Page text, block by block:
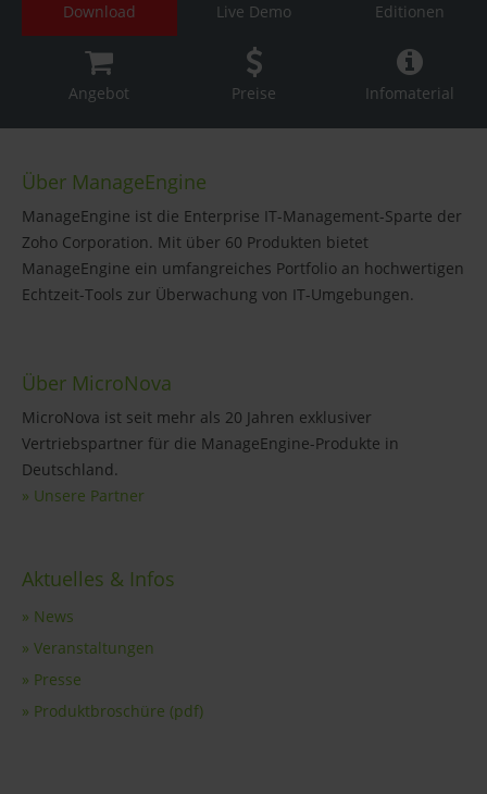
Download Live Demo Editionen
Angebot Preise Infomaterial
Über ManageEngine
ManageEngine ist die Enterprise IT-Management-Sparte der
Zoho Corporation. Mit über 60 Produkten bietet
ManageEngine ein umfangreiches Portfolio an hochwertigen
Echtzeit-Tools zur Überwachung von IT-Umgebungen.
Über MicroNova
MicroNova ist seit mehr als 20 Jahren exklusiver
Vertriebspartner für die ManageEngine-Produkte in
Deutschland.
» Unsere Partner
Aktuelles & Infos
» News
» Veranstaltungen
» Presse
» Produktbroschüre (pdf)